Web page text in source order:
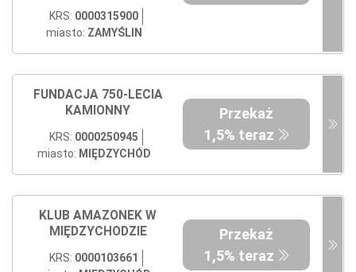
KRS: 0000315900
miasto: ZAMYŚLIN
FUNDACJA 750-LECIA
KAMIONNY
KRS: 0000250945
miasto: MIĘDZYCHÓD
Przekaż
1,5% teraz
KLUB AMAZONEK W
MIĘDZYCHODZIE
KRS: 0000103661
Przekaż
1,5% teraz